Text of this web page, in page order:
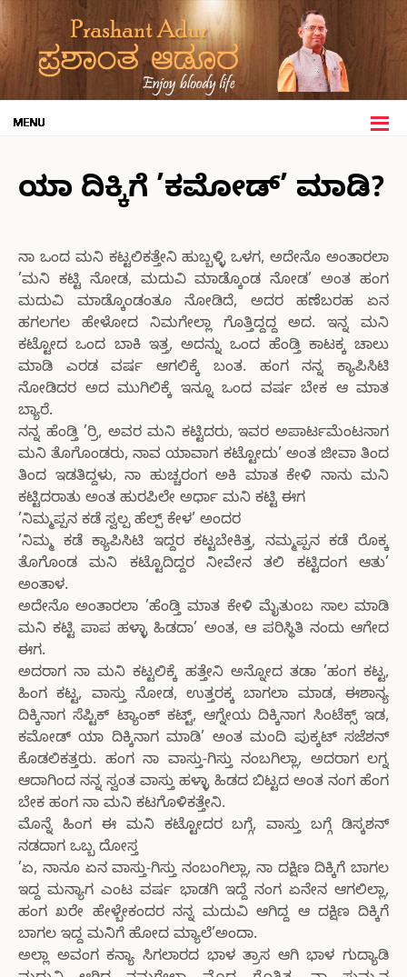
ಯಾ ದಿಕ್ಕಿಗೆ ’ಕಮೋಡ್’ ಮಾಡಿ?
ನಾ ಒಂದ ಮನಿ ಕಟ್ಟಲಿಕತ್ತೇನಿ ಹುಬ್ಬಳ್ಳಿ ಒಳಗ, ಅದೇನೊ ಅಂತಾರಲಾ
’ಮನಿ ಕಟ್ಟಿ ನೋಡ, ಮದುವಿ ಮಾಡ್ಕೊಂಡ ನೋಡ’ ಅಂತ ಹಂಗ
ಮದುವಿ ಮಾಡ್ಕೊಂಡಂತೂ ನೋಡಿದೆ, ಅದರ ಹಣೆಬರಹ ಏನ
ಹಗಲಗಲ ಹೇಳೋದ ನಿಮಗೇಲ್ಲಾ ಗೊತ್ತಿದ್ದದ್ದ ಅದ. ಇನ್ನ ಮನಿ
ಕಟ್ಟೋದ ಒಂದ ಬಾಕಿ ಇತ್ತ, ಅದನ್ನು ಒಂದ ಹೆಂಡ್ತಿ ಕಾಟಕ್ಕ ಚಾಲು
ಮಾಡಿ ಎರಡ ವರ್ಷ ಆಗಲಿಕ್ಕೆ ಬಂತ. ಹಂಗ ನನ್ನ ಕ್ಯಾಪಿಸಿಟಿ
ನೋಡಿದರ ಅದ ಮುಗಿಲಿಕ್ಕೆ ಇನ್ನೂ ಒಂದ ವರ್ಷ ಬೇಕ ಆ ಮಾತ
ಬ್ಯಾರೆ.
ನನ್ನ ಹೆಂಡ್ತಿ ’ರ್ರಿ, ಅವರ ಮನಿ ಕಟ್ಟಿದರು, ಇವರ ಅಪಾರ್ಟಮೆಂಟನಾಗ
ಮನಿ ತೊಗೊಂಡರು, ನಾವ ಯಾವಾಗ ಕಟ್ಟೋದು’ ಅಂತ ಜೀವಾ ತಿಂದ
ತಿಂದ ಇಡತಿದ್ದಳು, ನಾ ಹುಚ್ಚರಂಗ ಅಕಿ ಮಾತ ಕೇಳಿ ನಾನು ಮನಿ
ಕಟ್ಟಿದರಾತು ಅಂತ ಹುರಪಿಲೇ ಅರ್ಧಾ ಮನಿ ಕಟ್ಟಿ ಈಗ
’ನಿಮ್ಮಪ್ಪನ ಕಡೆ ಸ್ವಲ್ಪ ಹೆಲ್ಪ್ ಕೇಳ’ ಅಂದರ
’ನಿಮ್ಮ ಕಡೆ ಕ್ಯಾಪಿಸಿಟಿ ಇದ್ದರ ಕಟ್ಟಬೇಕಿತ್ತ, ನಮ್ಮಪ್ಪನ ಕಡೆ ರೊಕ್ಕ
ತೊಗೊಂಡ ಮನಿ ಕಟ್ಟೊದಿದ್ದರ ನೀವೇನ ತಲಿ ಕಟ್ಟಿದಂಗ ಆತು’
ಅಂತಾಳ.
ಅದೇನೊ ಅಂತಾರಲಾ ’ಹೆಂಡ್ತಿ ಮಾತ ಕೇಳಿ ಮೈತುಂಬ ಸಾಲ ಮಾಡಿ
ಮನಿ ಕಟ್ಟಿ ಪಾಪ ಹಳ್ಳಾ ಹಿಡದಾ’ ಅಂತ, ಆ ಪರಿಸ್ಥಿತಿ ನಂದು ಆಗೇದ
ಈಗ.
ಅದರಾಗ ನಾ ಮನಿ ಕಟ್ಟಲಿಕ್ಕೆ ಹತ್ತೇನಿ ಅನ್ನೋದ ತಡಾ ’ಹಂಗ ಕಟ್ಟ,
ಹಿಂಗ ಕಟ್ಟ, ವಾಸ್ತು ನೋಡ, ಉತ್ತರಕ್ಕ ಬಾಗಲಾ ಮಾಡ, ಈಶಾನ್ಯ
ದಿಕ್ಕಿನಾಗ ಸೆಪ್ಟಿಕ್ ಟ್ಯಾಂಕ್ ಕಟ್ಟ್, ಆಗ್ನೇಯ ದಿಕ್ಕಿನಾಗ ಸಿಂಟೆಕ್ಸ್ ಇಡ,
ಕಮೋಡ್ ಯಾ ದಿಕ್ಕಿನಾಗ ಮಾಡಿ’ ಅಂತ ಮಂದಿ ಪುಕ್ಕಟ್ ಸಜೆಶನ್
ಕೊಡಲಿಕತ್ತರು. ಹಂಗ ನಾ ವಾಸ್ತು-ಗಿಸ್ತು ನಂಬಗಿಲ್ಲಾ, ಅದರಾಗ ಲಗ್ನ
ಆದಾಗಿಂದ ನನ್ನ ಸ್ವಂತ ವಾಸ್ತು ಹಳ್ಳಾ ಹಿಡದ ಬಿಟ್ಟದ ಅಂತ ನಂಗ ಹೆಂಗ
ಬೇಕ ಹಂಗ ನಾ ಮನಿ ಕಟಗೊಳಿಕತ್ತೇನಿ.
ಮೊನ್ನೆ ಹಿಂಗ ಈ ಮನಿ ಕಟ್ಟೋದರ ಬಗ್ಗೆ, ವಾಸ್ತು ಬಗ್ಗೆ ಡಿಸ್ಕಶನ್
ನಡದಾಗ ಒಬ್ಬ ದೋಸ್ತ
’ಏ, ನಾನೂ ಏನ ವಾಸ್ತು-ಗಿಸ್ತು ನಂಬಂಗಿಲ್ಲಾ, ನಾ ದಕ್ಷಿಣ ದಿಕ್ಕಿಗೆ ಬಾಗಲ
ಇದ್ದ ಮನ್ಯಾಗ ಎಂಟ ವರ್ಷ ಭಾಡಗಿ ಇದ್ದೆ ನಂಗ ಏನೇನ ಆಗಲಿಲ್ಲಾ,
ಹಂಗ ಖರೇ ಹೇಳ್ಬೇಕಂದರ ನನ್ನ ಮದುವಿ ಆಗಿದ್ದ ಆ ದಕ್ಷಿಣ ದಿಕ್ಕಿಗೆ
ಬಾಗಲ ಇದ್ದ ಮನಿಗೆ ಹೋದ ಮ್ಯಾಲೆ’ಅಂದಾ.
ಅಲ್ಲಾ ಅವಂಗ ಕನ್ಯಾ ಸಿಗಲಾರದ ಭಾಳ ತ್ರಾಸ ಆಗಿ ಭಾಳ ಗುದ್ಯಾಡಿ